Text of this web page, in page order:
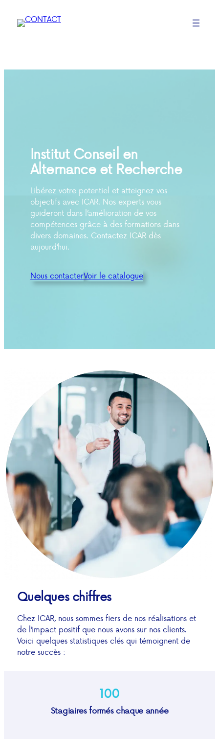
Institut Conseil en
Alternance et Recherche
Libérez votre potentiel et atteignez vos
objectifs avec ICAR. Nos experts vous
guideront dans l’amélioration de vos
compétences grâce à des formations dans
divers domaines. Contactez ICAR dès
aujourd’hui.
Nous contacterVoir le catalogue
Quelques chiffres
Chez ICAR, nous sommes fiers de nos réalisations et
de l’impact positif que nous avons sur nos clients.
Voici quelques statistiques clés qui témoignent de
notre succès :
100
Stagiaires formés chaque année